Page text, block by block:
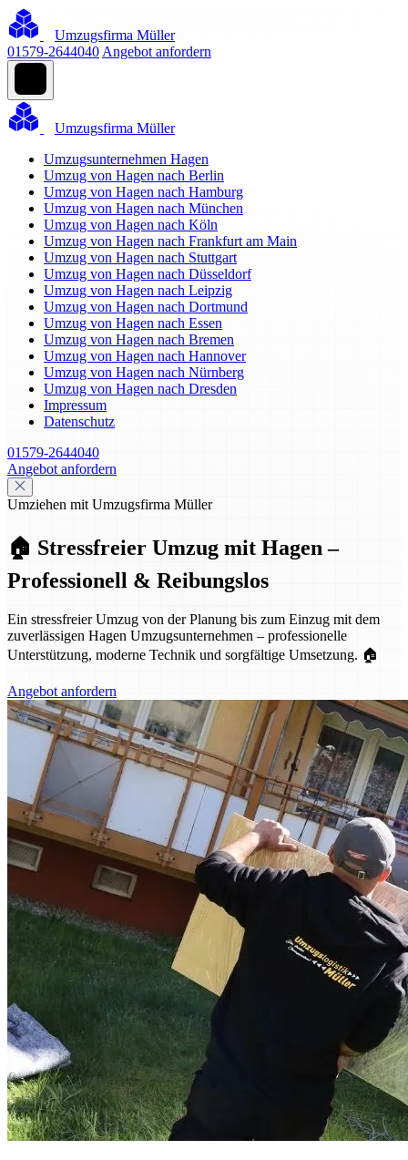
Umzugsfirma Müller
01579-2644040 Angebot anfordern
Umzugsfirma Müller
Umzugsunternehmen Hagen
Umzug von Hagen nach Berlin
Umzug von Hagen nach Hamburg
Umzug von Hagen nach München
Umzug von Hagen nach Köln
Umzug von Hagen nach Frankfurt am Main
Umzug von Hagen nach Stuttgart
Umzug von Hagen nach Düsseldorf
Umzug von Hagen nach Leipzig
Umzug von Hagen nach Dortmund
Umzug von Hagen nach Essen
Umzug von Hagen nach Bremen
Umzug von Hagen nach Hannover
Umzug von Hagen nach Nürnberg
Umzug von Hagen nach Dresden
Impressum
Datenschutz
01579-2644040
Angebot anfordern
Umziehen mit Umzugsfirma Müller
🏠 Stressfreier Umzug mit Hagen –
Professionell & Reibungslos
Ein stressfreier Umzug von der Planung bis zum Einzug mit dem
zuverlässigen Hagen Umzugsunternehmen – professionelle
Unterstützung, moderne Technik und sorgfältige Umsetzung. 🏠
Angebot anfordern